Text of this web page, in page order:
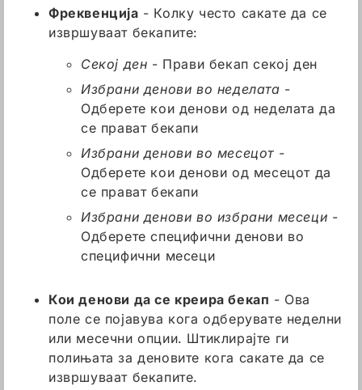
Фреквенција - Колку често сакате да се
извршуваат бекапите:
Секој ден - Прави бекап секој ден
Избрани денови во неделата -
Одберете кои денови од неделата да
се прават бекапи
Избрани денови во месецот -
Одберете кои денови од месецот да
се прават бекапи
Избрани денови во избрани месеци -
Одберете специфични денови во
специфични месеци
Кои денови да се креира бекап - Ова
поле се појавува кога одберувате неделни
или месечни опции. Штиклирајте ги
полињата за деновите кога сакате да се
извршуваат бекапите.